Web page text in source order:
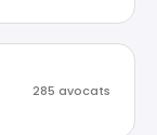
285 avocats